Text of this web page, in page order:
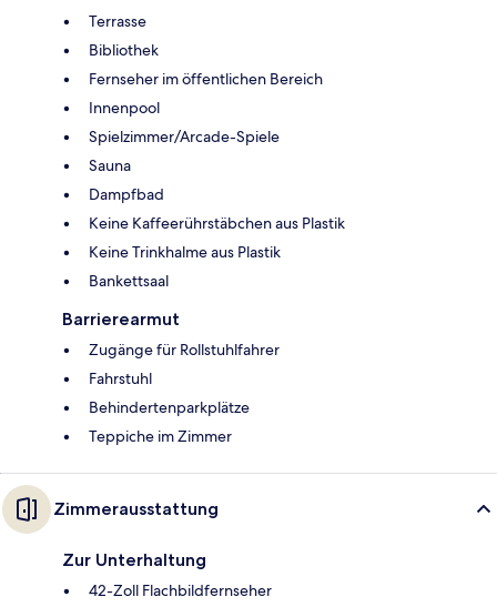
Terrasse
Bibliothek
Fernseher im öffentlichen Bereich
Innenpool
Spielzimmer/Arcade-Spiele
Sauna
Dampfbad
Keine Kaffeerührstäbchen aus Plastik
Keine Trinkhalme aus Plastik
Bankettsaal
Barrierearmut
Zugänge für Rollstuhlfahrer
Fahrstuhl
Behindertenparkplätze
Teppiche im Zimmer
Zimmerausstattung
Zur Unterhaltung
42-Zoll Flachbildfernseher